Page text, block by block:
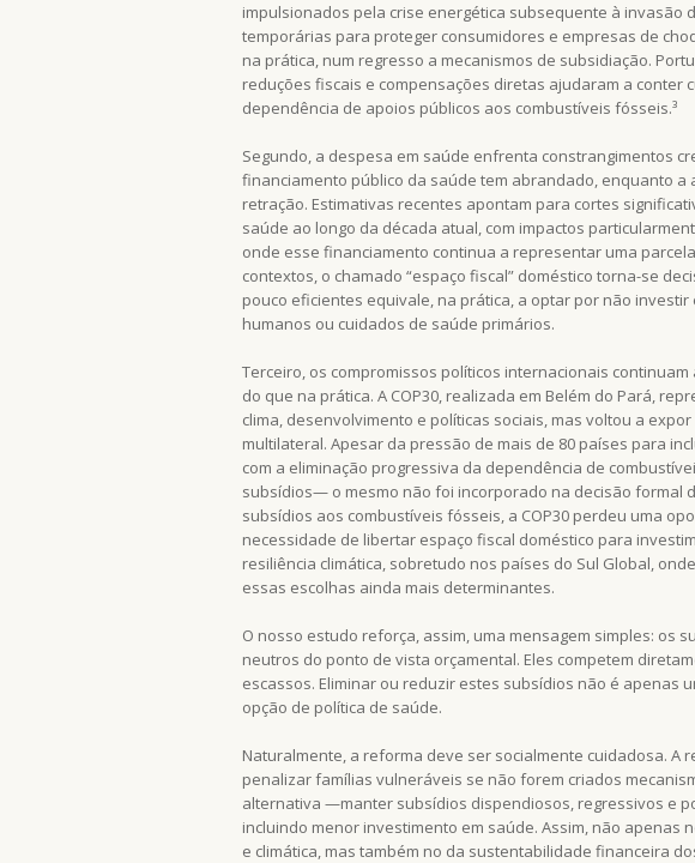
impulsionados pela crise energética subsequente à invasão
temporárias para proteger consumidores e empresas de
na prática, num regresso a mecanismos de subsidiação.
reduções fiscais e compensações diretas ajudaram a conter
dependência de apoios públicos aos combustíveis fósseis.³
Segundo, a despesa em saúde enfrenta constrangimentos
financiamento público da saúde tem abrandado, enquanto
retração. Estimativas recentes apontam para cortes
saúde ao longo da década atual, com impactos
onde esse financiamento continua a representar uma
contextos, o chamado “espaço fiscal” doméstico torna-se
pouco eficientes equivale, na prática, a optar por não
humanos ou cuidados de saúde primários.
Terceiro, os compromissos políticos internacionais
do que na prática. A COP30, realizada em Belém do Pará,
clima, desenvolvimento e políticas sociais, mas voltou a
multilateral. Apesar da pressão de mais de 80 países para
com a eliminação progressiva da dependência de
subsídios— o mesmo não foi incorporado na decisão formal
subsídios aos combustíveis fósseis, a COP30 perdeu uma
necessidade de libertar espaço fiscal doméstico para
resiliência climática, sobretudo nos países do Sul Global,
essas escolhas ainda mais determinantes.
O nosso estudo reforça, assim, uma mensagem simples: os
neutros do ponto de vista orçamental. Eles competem
escassos. Eliminar ou reduzir estes subsídios não é apenas
opção de política de saúde.
Naturalmente, a reforma deve ser socialmente cuidadosa. A
penalizar famílias vulneráveis se não forem criados
alternativa —manter subsídios dispendiosos, regressivos e
incluindo menor investimento em saúde. Assim, não apenas
e climática, mas também no da sustentabilidade financeira